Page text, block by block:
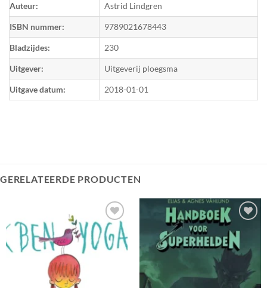
Auteur: Astrid Lindgren
ISBN nummer: 9789021678443
Bladzijdes: 230
Uitgever: Uitgeverij ploegsma
Uitgave datum: 2018-01-01
GERELATEERDE PRODUCTEN